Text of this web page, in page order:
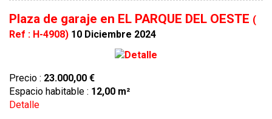
Plaza de garaje en EL PARQUE DEL OESTE (
Ref : H-4908) 10 Diciembre 2024
Precio : 23.000,00 €
Espacio habitable : 12,00 m²
Detalle